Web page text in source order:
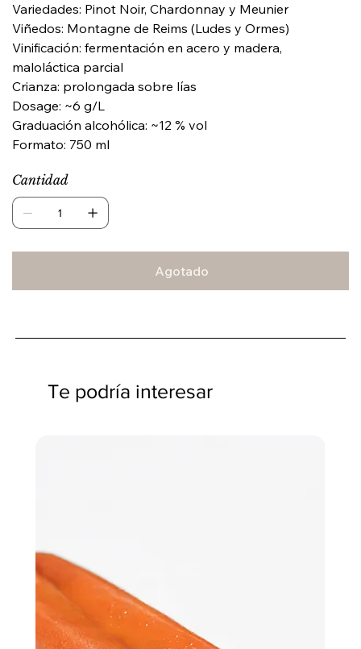
Variedades: Pinot Noir, Chardonnay y Meunier
Viñedos: Montagne de Reims (Ludes y Ormes)
Vinificación: fermentación en acero y madera,
maloláctica parcial
Crianza: prolongada sobre lías
Dosage: ~6 g/L
Graduación alcohólica: ~12 % vol
Formato: 750 ml
Cantidad
Agotado
Te podría interesar